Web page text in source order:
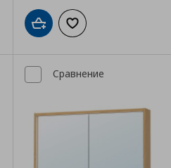
с любимиДобави в кошницата
Добави към
Сравнение